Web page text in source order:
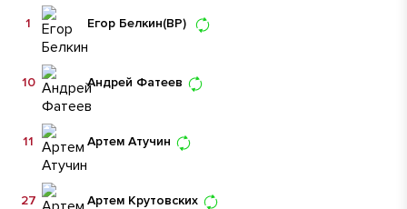
Егор Белкин(ВР)
1
Андрей Фатеев
10
Артем Атучин
11
Артем Крутовских
27